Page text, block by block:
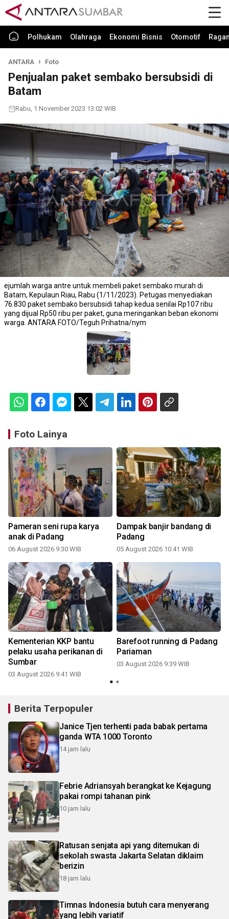
Polhukam Olahraga Ekonomi Bisnis Otomotif
ANTARA Foto
Penjualan paket sembako bersubsidi di
Batam
Rabu, 1 November 2023 13:02 WIB
ejumlah warga antre untuk membeli paket sembako murah di
Batam, Kepulaun Riau, Rabu (1/11/2023). Petugas menyediakan
76.830 paket sembako bersubsidi tahap kedua senilai Rp107 ribu
yang dijual Rp50 ribu per paket, guna meringankan beban ekonomi
warga. ANTARA FOTO/Teguh Prihatna/nym
Foto Lainya
Pameran seni rupa karya
anak di Padang
06 August 2026 9:30 WIB
Dampak banjir bandang di
Padang
05 August 2026 10:41 WIB
Kementerian KKP bantu
pelaku usaha perikanan di
Sumbar
03 August 2026 9:41 WIB
Barefoot running di Padang
Pariaman
03 August 2026 9:39 WIB
Berita Terpopuler
Janice Tjen terhenti pada babak pertama
ganda WTA 1000 Toronto
14 jam lalu
Febrie Adriansyah berangkat ke Kejagung
pakai rompi tahanan pink
10 jam lalu
Ratusan senjata api yang ditemukan di
sekolah swasta Jakarta Selatan diklaim
berizin
18 jam lalu
Timnas Indonesia butuh cara menyerang
yang lebih variatif